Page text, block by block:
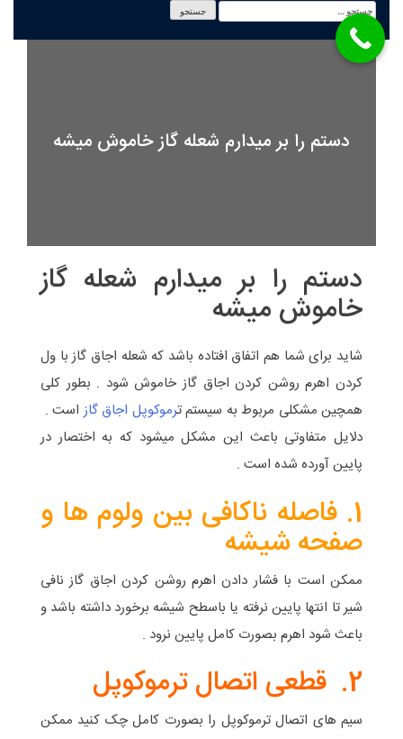
دستم را بر میدارم شعله گاز خاموش میشه
دستم را بر میدارم شعله گاز
خاموش میشه
شاید برای شما هم اتفاق افتاده باشد که شعله اجاق گاز با ول
کردن اهرم روشن کردن اجاق گاز خاموش شود . بطور کلی
همچین مشکلی مربوط به سیستم ترموکوپل اجاق گازاست .
دلایل متفاوتی باعث این مشکل میشود که به اختصار در
پایین آورده شده است .
1. فاصله ناکافی بین ولوم ها و
صفحه شیشه
ممکن است با فشار دادن اهرم روشن کردن اجاق گاز نافی
شیر تا انتها پایین نرفته یا باسطح شیشه برخورد داشته باشد و
باعث شود اهرم بصورت کامل پایین نرود .
2. قطعی اتصال ترموکوپل
سیم های اتصال ترموکوپل را بصورت کامل چک کنید ممکن